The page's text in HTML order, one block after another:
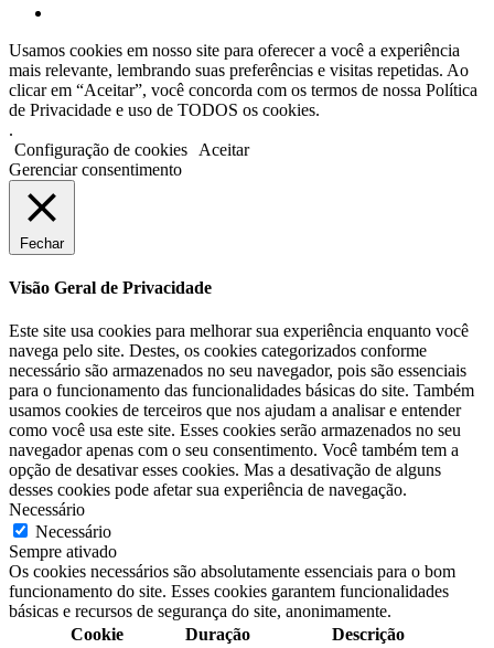
Usamos cookies em nosso site para oferecer a você a experiência
mais relevante, lembrando suas preferências e visitas repetidas. Ao
clicar em “Aceitar”, você concorda com os termos de nossa Política
de Privacidade e uso de TODOS os cookies.
.
Configuração de cookies
Aceitar
Gerenciar consentimento
Fechar
Visão Geral de Privacidade
Este site usa cookies para melhorar sua experiência enquanto você
navega pelo site. Destes, os cookies categorizados conforme
necessário são armazenados no seu navegador, pois são essenciais
para o funcionamento das funcionalidades básicas do site. Também
usamos cookies de terceiros que nos ajudam a analisar e entender
como você usa este site. Esses cookies serão armazenados no seu
navegador apenas com o seu consentimento. Você também tem a
opção de desativar esses cookies. Mas a desativação de alguns
desses cookies pode afetar sua experiência de navegação.
Necessário
Necessário
Sempre ativado
Os cookies necessários são absolutamente essenciais para o bom
funcionamento do site. Esses cookies garantem funcionalidades
básicas e recursos de segurança do site, anonimamente.
Cookie
Duração Descrição